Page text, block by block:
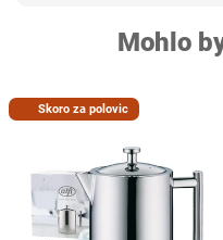
Mohlo
Skoro za polovic